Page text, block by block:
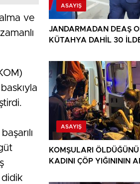
ve
didik
ASAYIŞ
JANDARMADAN DEAŞ
KÜTAHYA DAHİL 30
ASAYIŞ
KOMŞULARI
KADINI ÇÖP YIĞINININ